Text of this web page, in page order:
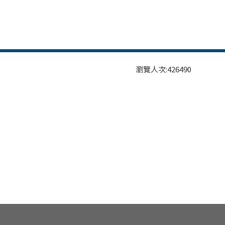
瀏覽人次:426490